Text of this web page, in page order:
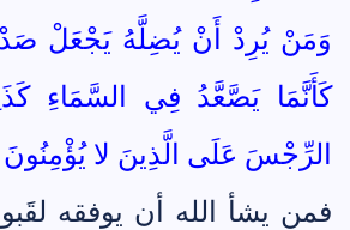
وَمَنْ يُرِدْ أَنْ يُضِلَّهُ يَجْعَلْ
كَأَنَّمَا يَصَّعَّدُ فِي السَّمَاءِ
الرِّجْسَ عَلَى الَّذِينَ لا يُؤْمِنُونَ
فمن يشأ الله أن يوفقه